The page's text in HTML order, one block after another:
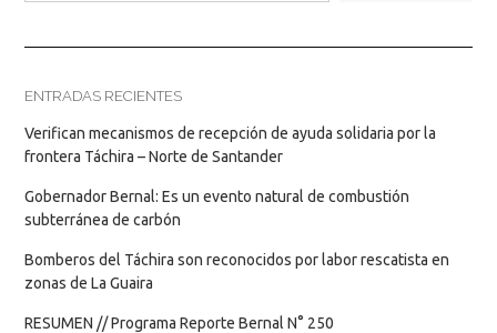
ENTRADAS RECIENTES
Verifican mecanismos de recepción de ayuda solidaria por la
frontera Táchira – Norte de Santander
Gobernador Bernal: Es un evento natural de combustión
subterránea de carbón
Bomberos del Táchira son reconocidos por labor rescatista en
zonas de La Guaira
RESUMEN // Programa Reporte Bernal N° 250